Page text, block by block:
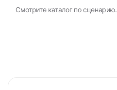
Смотрите каталог по сценарию.